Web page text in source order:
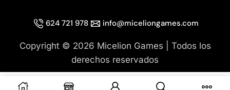
Copyright © 2026 Micelion Games | Todos los
derechos reservados
624 721 978 info@miceliongames.com